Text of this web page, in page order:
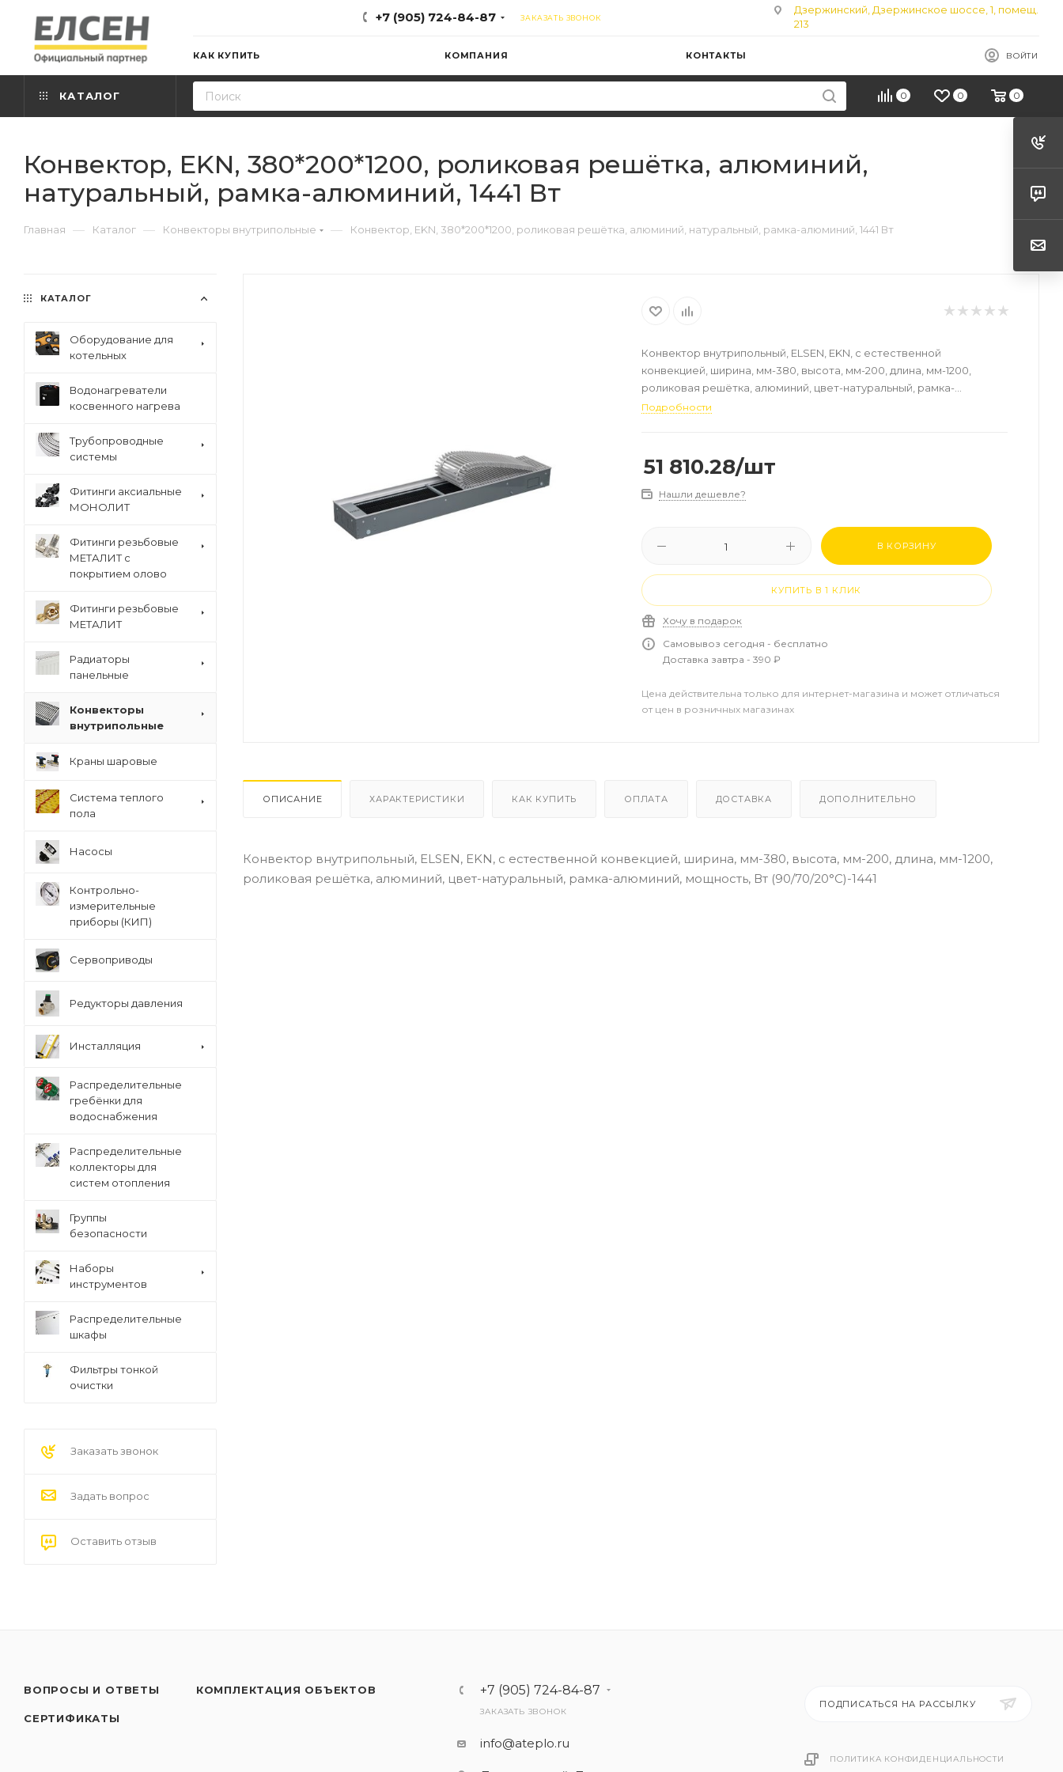
+7 (905) 724-84-87 ЗАКАЗАТЬ ЗВОНОК
Дзержинский, Дзержинское шоссе, 1, помещ.
213
ВОЙТИ
КАК КУПИТЬ КОМПАНИЯ КОНТАКТЫ
0 0 0
КАТАЛОГ
Конвектор, EKN, 380*200*1200, роликовая решётка, алюминий,
натуральный, рамка-алюминий, 1441 Вт
Главная — Каталог — Конвекторы внутрипольные — Конвектор, EKN, 380*200*1200, роликовая решётка, алюминий, натуральный, рамка-алюминий, 1441 Вт
Конвектор внутрипольный, ELSEN, EKN, с естественной
конвекцией, ширина, мм-380, высота, мм-200, длина, мм-1200,
роликовая решётка, алюминий, цвет-натуральный, рамка-
алюминий, мощность, Вт (90/70/20°C)-1441
Подробности
51 810.28/шт
Нашли дешевле?
В КОРЗИНУ
КУПИТЬ В 1 КЛИК
Хочу в подарок
Самовывоз сегодня - бесплатно
Доставка завтра - 390 ₽
Цена действительна только для интернет-магазина и может отличаться
от цен в розничных магазинах
ОПИСАНИЕ ХАРАКТЕРИСТИКИ КАК КУПИТЬ ОПЛАТА ДОСТАВКА ДОПОЛНИТЕЛЬНО
Конвектор внутрипольный, ELSEN, EKN, с естественной конвекцией, ширина, мм-380, высота, мм-200, длина, мм-1200,
роликовая решётка, алюминий, цвет-натуральный, рамка-алюминий, мощность, Вт (90/70/20°C)-1441
КАТАЛОГ
Оборудование для
котельных
Водонагреватели
косвенного нагрева
Трубопроводные
системы
Фитинги аксиальные
МОНОЛИТ
Фитинги резьбовые
МЕТАЛИТ с
покрытием олово
Фитинги резьбовые
МЕТАЛИТ
Радиаторы
панельные
Конвекторы
внутрипольные
Краны шаровые
Система теплого
пола
Насосы
Контрольно-
измерительные
приборы (КИП)
Сервоприводы
Редукторы давления
Инсталляция
Распределительные
гребёнки для
водоснабжения
Распределительные
коллекторы для
систем отопления
Группы
безопасности
Наборы
инструментов
Распределительные
шкафы
Фильтры тонкой
очистки
Заказать звонок
Задать вопрос
Оставить отзыв
ВОПРОСЫ И ОТВЕТЫ КОМПЛЕКТАЦИЯ ОБЪЕКТОВ
СЕРТИФИКАТЫ
+7 (905) 724-84-87
ЗАКАЗАТЬ ЗВОНОК
info@ateplo.ru
ПОДПИСАТЬСЯ НА РАССЫЛКУ
ПОЛИТИКА КОНФИДЕНЦИАЛЬНОСТИ